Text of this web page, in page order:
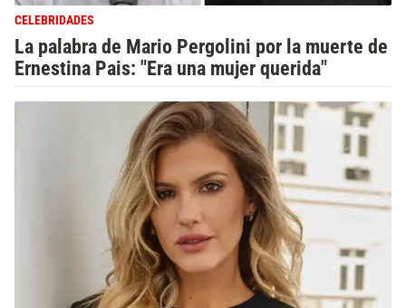
CELEBRIDADES
La palabra de Mario Pergolini por la muerte de
Ernestina Pais: "Era una mujer querida"